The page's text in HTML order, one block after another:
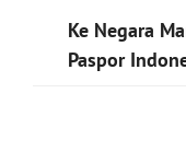
Ke Negara
Paspor